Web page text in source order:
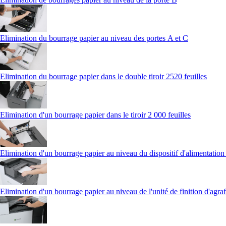
Elimination du bourrage papier au niveau des portes A et C
Elimination du bourrage papier dans le double tiroir 2520 feuilles
Elimination d'un bourrage papier dans le tiroir 2 000 feuilles
Elimination d'un bourrage papier au niveau du dispositif d'alimentation
Elimination d'un bourrage papier au niveau de l'unité de finition